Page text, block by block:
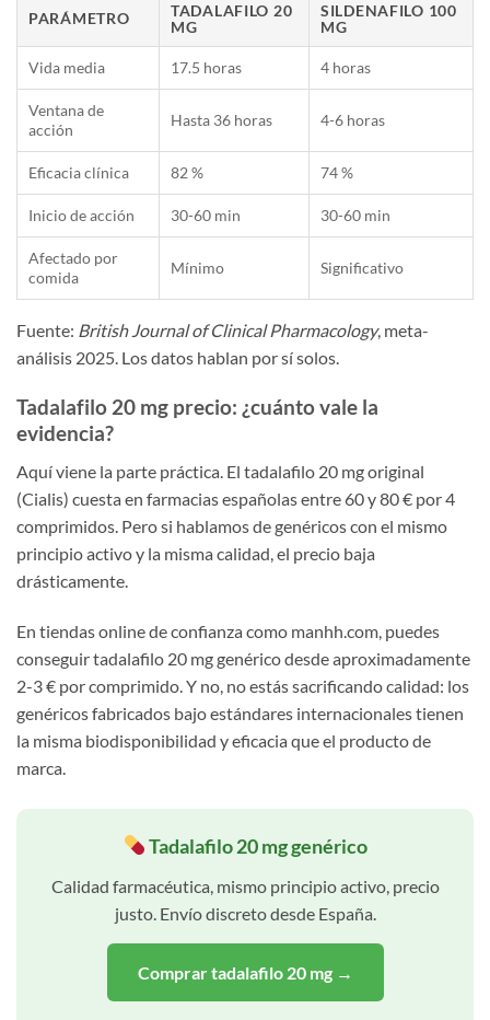
PARÁMETRO
TADALAFILO 20
MG
SILDENAFILO 100
MG
Vida media 17.5 horas 4 horas
Ventana de
acción
Hasta 36 horas 4-6 horas
Eficacia clínica 82 % 74 %
Inicio de acción 30-60 min 30-60 min
Afectado por
comida
Mínimo Significativo
Fuente: British Journal of Clinical Pharmacology, meta-
análisis 2025. Los datos hablan por sí solos.
Tadalafilo 20 mg precio: ¿cuánto vale la
evidencia?
Aquí viene la parte práctica. El tadalafilo 20 mg original
(Cialis) cuesta en farmacias españolas entre 60 y 80 € por 4
comprimidos. Pero si hablamos de genéricos con el mismo
principio activo y la misma calidad, el precio baja
drásticamente.
En tiendas online de confianza como manhh.com, puedes
conseguir tadalafilo 20 mg genérico desde aproximadamente
2-3 € por comprimido. Y no, no estás sacrificando calidad: los
genéricos fabricados bajo estándares internacionales tienen
la misma biodisponibilidad y eficacia que el producto de
marca.
Tadalafilo 20 mg genérico
Calidad farmacéutica, mismo principio activo, precio
justo. Envío discreto desde España.
Comprar tadalafilo 20 mg →